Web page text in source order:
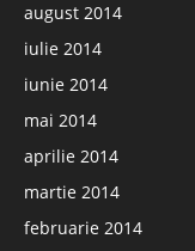
august 2014
iulie 2014
iunie 2014
mai 2014
aprilie 2014
martie 2014
februarie 2014